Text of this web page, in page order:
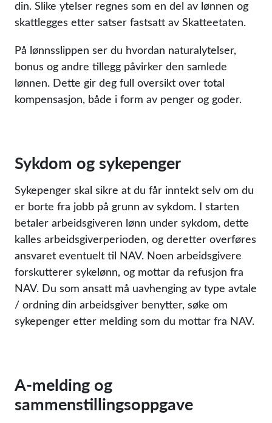
din. Slike ytelser regnes som en del av lønnen og
skattlegges etter satser fastsatt av Skatteetaten.
På lønnsslippen ser du hvordan naturalytelser,
bonus og andre tillegg påvirker den samlede
lønnen. Dette gir deg full oversikt over total
kompensasjon, både i form av penger og goder.
Sykdom og sykepenger
Sykepenger skal sikre at du får inntekt selv om du
er borte fra jobb på grunn av sykdom. I starten
betaler arbeidsgiveren lønn under sykdom, dette
kalles arbeidsgiverperioden, og deretter overføres
ansvaret eventuelt til NAV. Noen arbeidsgivere
forskutterer sykelønn, og mottar da refusjon fra
NAV. Du som ansatt må uavhenging av type avtale
/ ordning din arbeidsgiver benytter, søke om
sykepenger etter melding som du mottar fra NAV.
A-melding og
sammenstillingsoppgave